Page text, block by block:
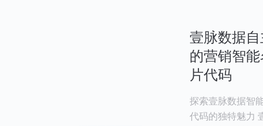
壹脉数据
的营销智
片代码
探索壹脉数据智
代码的独特魅力